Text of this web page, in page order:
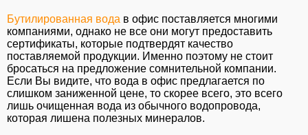
Бутилированная вода в офис поставляется многими
компаниями, однако не все они могут предоставить
сертификаты, которые подтвердят качество
поставляемой продукции. Именно поэтому не стоит
бросаться на предложение сомнительной компании.
Если Вы видите, что вода в офис предлагается по
слишком заниженной цене, то скорее всего, это всего
лишь очищенная вода из обычного водопровода,
которая лишена полезных минералов.